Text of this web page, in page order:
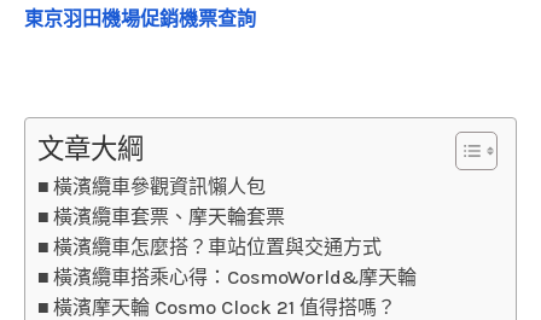
東京羽田機場促銷機票查詢
文章大綱
橫濱纜車參觀資訊懶人包
橫濱纜車套票、摩天輪套票
橫濱纜車怎麼搭？車站位置與交通方式
橫濱纜車搭乘心得：CosmoWorld&摩天輪
橫濱摩天輪 Cosmo Clock 21 值得搭嗎？